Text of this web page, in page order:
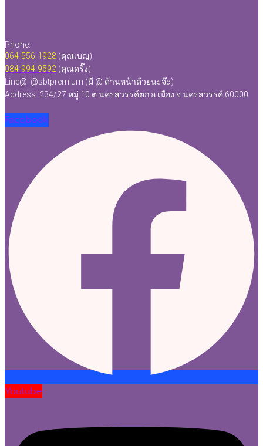
Phone:
064-556-1928 (คุณเบญ)
084-994-9592 (คุณดริ๊ง)
Line@: @sbtpremium (มี @ ด้านหน้าด้วยนะจ๊ะ)
Address: 234/27 หมู่ 10 ต.นครสวรรค์ตก อ.เมือง จ.นครสวรรค์ 60000
Facebook
Youtube